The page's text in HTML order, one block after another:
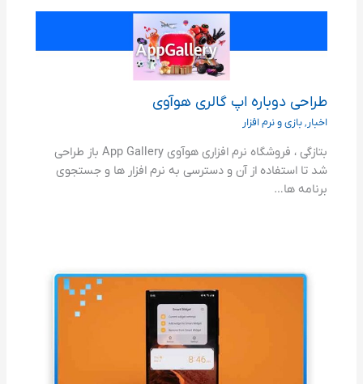
طراحی دوباره اپ گالری هوآوی
اخبار,بازی و نرم افزار
بتازگی ، فروشگاه نرم افزاری هوآوی App Gallery باز طراحی
شد تا استفاده از آن و دسترسی به نرم افزار ها و جستجوی
برنامه ها…